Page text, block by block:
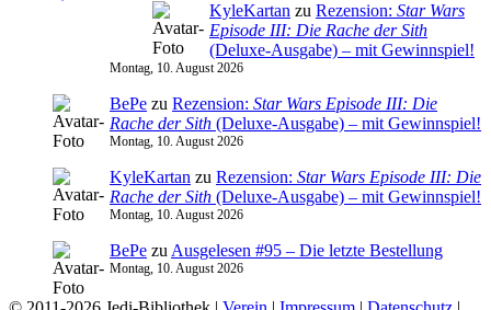
KyleKartan zu Rezension: Star Wars
Episode III: Die Rache der Sith
(Deluxe-Ausgabe) – mit Gewinnspiel!
Montag, 10. August 2026
BePe zu Rezension: Star Wars Episode III: Die
Rache der Sith (Deluxe-Ausgabe) – mit Gewinnspiel!
Montag, 10. August 2026
KyleKartan zu Rezension: Star Wars Episode III: Die
Rache der Sith (Deluxe-Ausgabe) – mit Gewinnspiel!
Montag, 10. August 2026
BePe zu Ausgelesen #95 – Die letzte Bestellung
Montag, 10. August 2026